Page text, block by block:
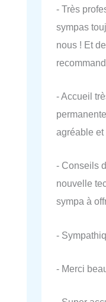
- Très
sympas
nous ! Et
- Accueil
agréable
- Conseils
nouvelle
sympa à
-
- Merci